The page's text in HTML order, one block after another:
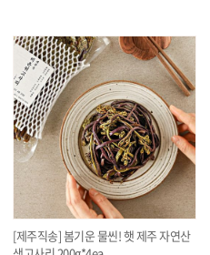
[제주직송] 봄기운 물씬! 햇 제주 자연산